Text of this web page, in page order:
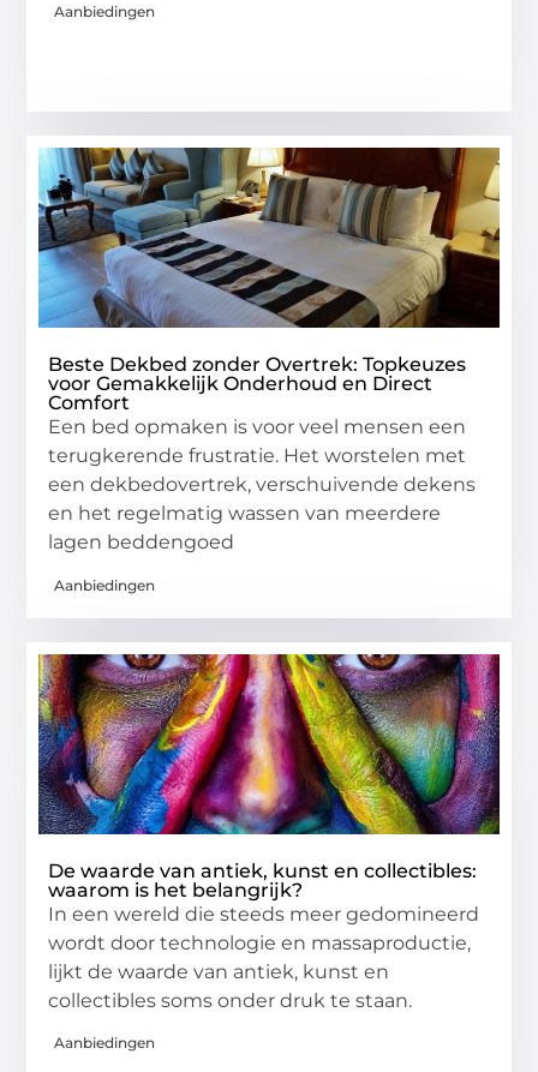
Aanbiedingen
Beste Dekbed zonder Overtrek: Topkeuzes
voor Gemakkelijk Onderhoud en Direct
Comfort
Een bed opmaken is voor veel mensen een
terugkerende frustratie. Het worstelen met
een dekbedovertrek, verschuivende dekens
en het regelmatig wassen van meerdere
lagen beddengoed
Aanbiedingen
De waarde van antiek, kunst en collectibles:
waarom is het belangrijk?
In een wereld die steeds meer gedomineerd
wordt door technologie en massaproductie,
lijkt de waarde van antiek, kunst en
collectibles soms onder druk te staan.
Aanbiedingen